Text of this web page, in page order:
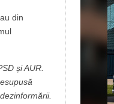
din
și AUR.